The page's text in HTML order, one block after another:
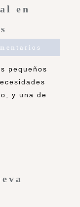
en
pequeños
y una de